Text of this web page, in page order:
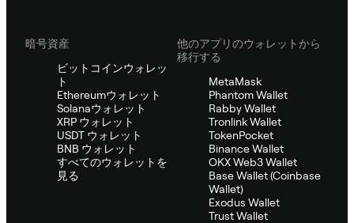
暗号資産
ビットコインウォレッ
ト
Ethereumウォレット
Solanaウォレット
XRP ウォレット
USDT ウォレット
BNB ウォレット
すべてのウォレットを
見る
他のアプリのウォレットから
移行する
MetaMask
Phantom Wallet
Rabby Wallet
Tronlink Wallet
TokenPocket
Binance Wallet
OKX Web3 Wallet
Base Wallet (Coinbase
Wallet)
Exodus Wallet
Trust Wallet